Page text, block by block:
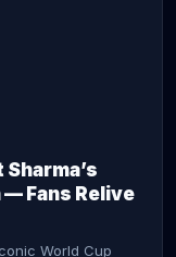
— Fans Relive
World Cup